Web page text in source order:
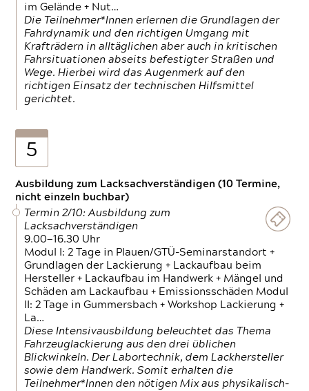
im Gelände + Nut…
Die Teilnehmer*Innen erlernen die Grundlagen der
Fahrdynamik und den richtigen Umgang mit
Krafträdern in alltäglichen aber auch in kritischen
Fahrsituationen abseits befestigter Straßen und
Wege. Hierbei wird das Augenmerk auf den
richtigen Einsatz der technischen Hilfsmittel
gerichtet.
5
Ausbildung zum Lacksachverständigen (10 Termine,
nicht einzeln buchbar)
Termin 2/10: Ausbildung zum
Lacksachverständigen
9.00—16.30 Uhr
Modul I: 2 Tage in Plauen/GTÜ-Seminarstandort +
Grundlagen der Lackierung + Lackaufbau beim
Hersteller + Lackaufbau im Handwerk + Mängel und
Schäden am Lackaufbau + Emissionsschäden Modul
II: 2 Tage in Gummersbach + Workshop Lackierung +
La…
Diese Intensivausbildung beleuchtet das Thema
Fahrzeuglackierung aus den drei üblichen
Blickwinkeln. Der Labortechnik, dem Lackhersteller
sowie dem Handwerk. Somit erhalten die
Teilnehmer*Innen den nötigen Mix aus physikalisch-